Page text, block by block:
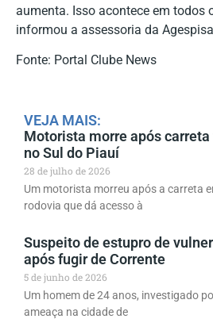
aumenta. Isso acontece em todos
informou a assessoria da
Fonte: Portal Clube News
VEJA MAIS:
Motorista morre após
no Sul do Piauí
28 de julho de 2026
Um motorista morreu após a carreta
rodovia que dá acesso à
Suspeito de estupro de
após fugir de Corrente
5 de junho de 2026
Um homem de 24 anos, investigado
ameaça na cidade de